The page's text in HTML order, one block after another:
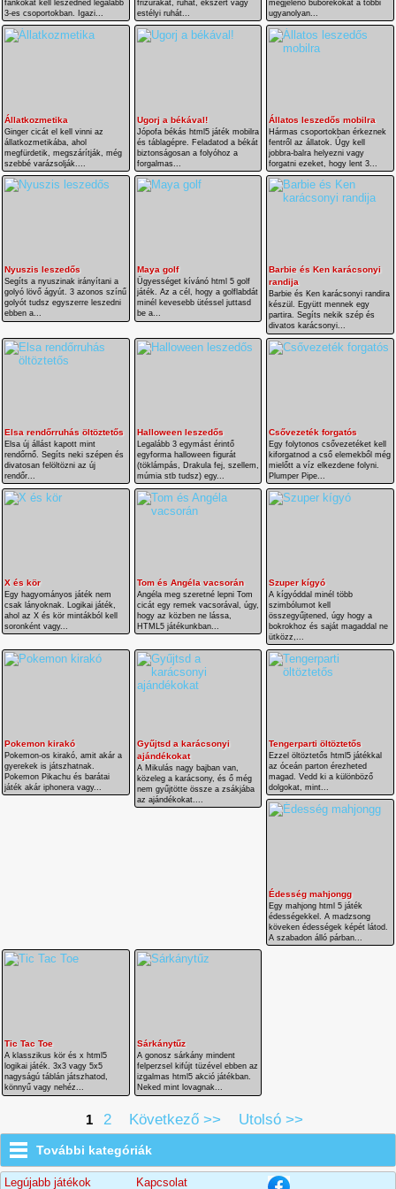
fánkokat kell leszedned legalább
3-es csoportokban. Igazi...
frizurákat, ruhát, ékszert vagy
estélyi ruhát...
megjelenő buborékokat a többi
ugyanolyan...
Állatkozmetika
Ginger cicát el kell vinni az
állatkozmetikába, ahol
megfürdetik, megszárítják, még
szebbé varázsolják....
Ugorj a békával!
Jópofa békás html5 játék mobilra
és táblagépre. Feladatod a békát
biztonságosan a folyóhoz a
forgalmas...
Állatos leszedős mobilra
Hármas csoportokban érkeznek
fentről az állatok. Úgy kell
jobbra-balra helyezni vagy
forgatni ezeket, hogy lent 3...
Nyuszis leszedős
Segíts a nyuszinak irányítani a
golyó lövő ágyút. 3 azonos színű
golyót tudsz egyszerre leszedni
ebben a...
Maya golf
Ügyességet kívánó html 5 golf
játék. Az a cél, hogy a golflabdát
minél kevesebb ütéssel juttasd
be a...
Barbie és Ken karácsonyi
randija
Barbie és Ken karácsonyi randira
készül. Együtt mennek egy
partira. Segíts nekik szép és
divatos karácsonyi...
Elsa rendőrruhás öltöztetős
Elsa új állást kapott mint
rendőrnő. Segíts neki szépen és
divatosan felöltözni az új
rendőr...
Halloween leszedős
Legalább 3 egymást érintő
egyforma halloween figurát
(töklámpás, Drakula fej, szellem,
múmia stb tudsz) egy...
Csővezeték forgatós
Egy folytonos csővezetéket kell
kiforgatnod a cső elemekből még
mielőtt a víz elkezdene folyni.
Plumper Pipe...
X és kör
Egy hagyományos játék nem
csak lányoknak. Logikai játék,
ahol az X és kör mintákból kell
soronként vagy...
Tom és Angéla vacsorán
Angéla meg szeretné lepni Tom
cicát egy remek vacsorával, úgy,
hogy az közben ne lássa,
HTML5 játékunkban...
Szuper kígyó
A kígyóddal minél több
szimbólumot kell
összegyűjtened, úgy hogy a
bokrokhoz és saját magaddal ne
ütközz,...
Pokemon kirakó
Pokemon-os kirakó, amit akár a
gyerekek is játszhatnak.
Pokemon Pikachu és barátai
játék akár iphonera vagy...
Gyűjtsd a karácsonyi
ajándékokat
A Mikulás nagy bajban van,
közeleg a karácsony, és ő még
nem gyűjtötte össze a zsákjába
az ajándékokat....
Tengerparti öltöztetős
Ezzel öltöztetős html5 játékkal
az óceán parton érezheted
magad. Vedd ki a különböző
dolgokat, mint...
Édesség mahjongg
Egy mahjong html 5 játék
édességekkel. A madzsong
köveken édességek képét látod.
A szabadon álló párban...
Tic Tac Toe
A klasszikus kör és x html5
logikai játék. 3x3 vagy 5x5
nagyságú táblán játszhatod,
könnyű vagy nehéz...
Sárkánytűz
A gonosz sárkány mindent
felperzsel kifújt tüzével ebben az
izgalmas html5 akció játékban.
Neked mint lovagnak...
1 2 Következő >> Utolsó >>
További kategóriák
Legújabb játékok Kapcsolat